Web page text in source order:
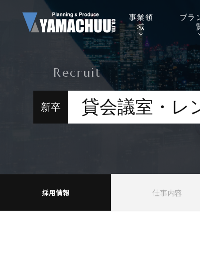
事業領
域
ブラ
Recruit
新卒 貸会議室・レ
採用情報 仕事内容